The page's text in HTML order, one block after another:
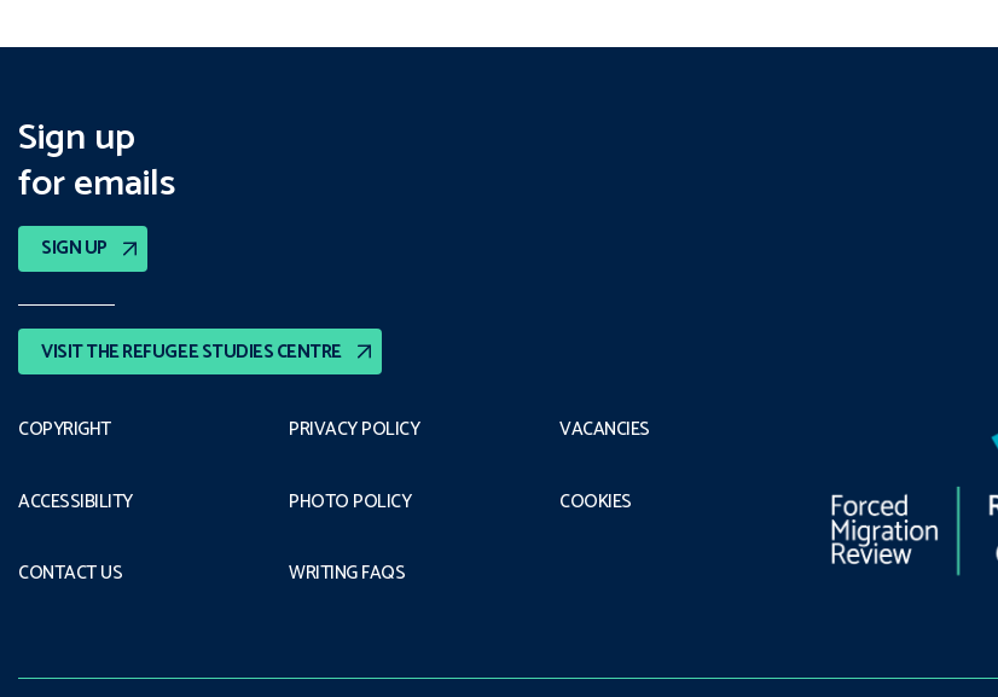
Sign up
for emails
SIGN UP
VISIT THE REFUGEE STUDIES CENTRE
COPYRIGHT
ACCESSIBILITY
CONTACT US
PRIVACY POLICY
PHOTO POLICY
WRITING FAQS
VACANCIES
COOKIES